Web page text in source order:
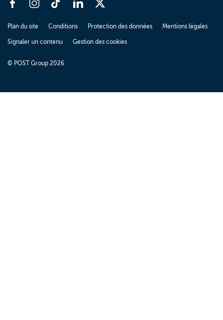
Plan du site Conditions Protection des données Mentions légales
Signaler un contenu Gestion des cookies
© POST Group 2026